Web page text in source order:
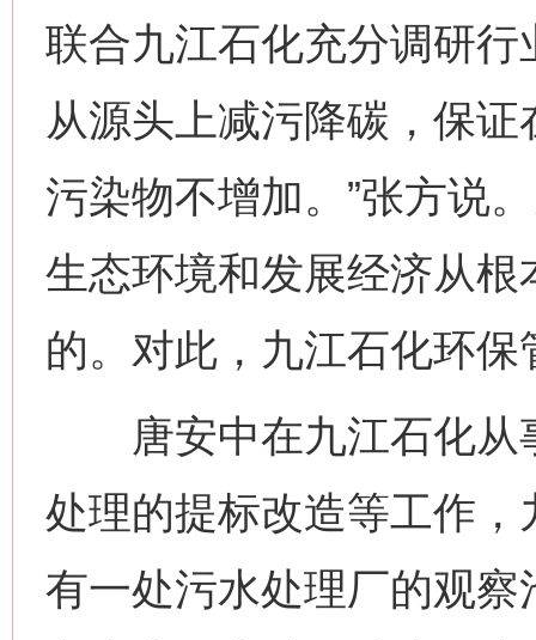
联合九江石化充分调研
从源头上减污降碳，保
污染物不增加。”张方说
生态环境和发展经济从
的。对此，九江石化环
唐安中在九江石化从
处理的提标改造等工作
有一处污水处理厂的观